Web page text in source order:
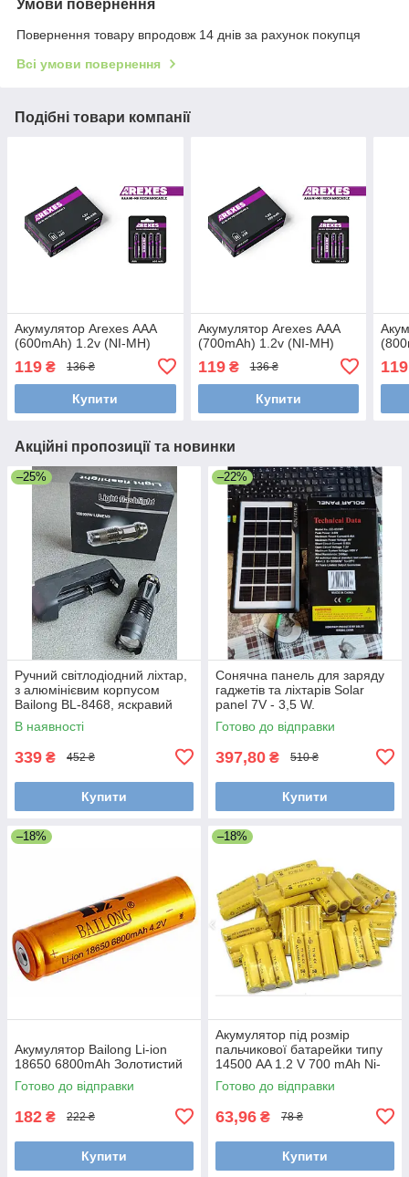
Умови повернення
Повернення товару впродовж 14 днів за рахунок покупця
Всі умови повернення
Подібні товари компанії
Акумулятор Arexes ААА
(600mAh) 1.2v (NI-MH)
119 ₴ 136 ₴
Купити
Акумулятор Arexes ААА
(700mAh) 1.2v (NI-MH)
119₴ 136 ₴
Купити
119
Акційні пропозиції та новинки
–25%
Ручний світлодіодний ліхтар,
з алюмінієвим корпусом
Bailong BL-8468, яскравий
В наявності
339 ₴ 452 ₴
Купити
–22%
Сонячна панель для заряду
гаджетів та ліхтарів Solar
panel 7V - 3,5 W.
Готово до відправки
397,80 ₴ 510 ₴
Купити
–18%
Акумулятор Bailong Li-ion
18650 6800mAh Золотистий
Готово до відправки
182 ₴ 222 ₴
Купити
–18%
Акумулятор під розмір
пальчикової батарейки типу
14500 AA 1.2 V 700 mAh Ni-
Cd, діаметр 14 мм, довжина
50 мм.
Готово до відправки
63,96 ₴ 78 ₴
Купити